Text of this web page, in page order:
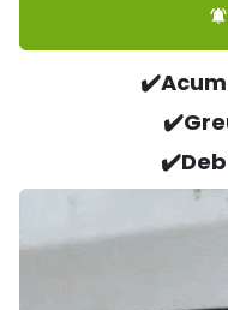
notifications_active
✔️D